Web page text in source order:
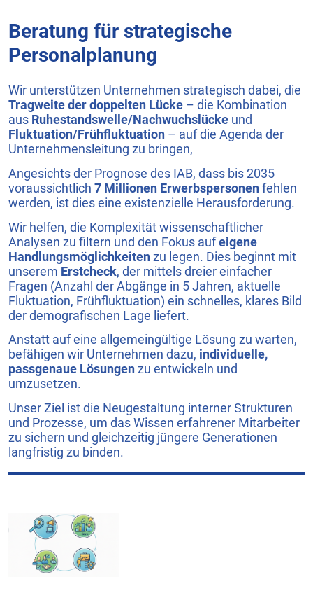
Beratung für strategische
Personalplanung
Wir unterstützen Unternehmen strategisch dabei, die
Tragweite der doppelten Lücke – die Kombination
aus Ruhestandswelle/Nachwuchslücke und
Fluktuation/Frühfluktuation – auf die Agenda der
Unternehmensleitung zu bringen,
Angesichts der Prognose des IAB, dass bis 2035
voraussichtlich 7 Millionen Erwerbspersonenfehlen
werden, ist dies eine existenzielle Herausforderung.
Wir helfen, die Komplexität wissenschaftlicher
Analysen zu filtern und den Fokus aufeigene
Handlungsmöglichkeitenzu legen. Dies beginnt mit
unserem Erstcheck, der mittels dreier einfacher
Fragen (Anzahl der Abgänge in 5 Jahren, aktuelle
Fluktuation, Frühfluktuation) ein schnelles, klares Bild
der demografischen Lage liefert.
Anstatt auf eine allgemeingültige Lösung zu warten,
befähigen wir Unternehmen dazu, individuelle,
passgenaue Lösungenzu entwickeln und
umzusetzen.
Unser Ziel ist die Neugestaltung interner Strukturen
und Prozesse, um das Wissen erfahrener Mitarbeiter
zu sichern und gleichzeitig jüngere Generationen
langfristig zu binden.